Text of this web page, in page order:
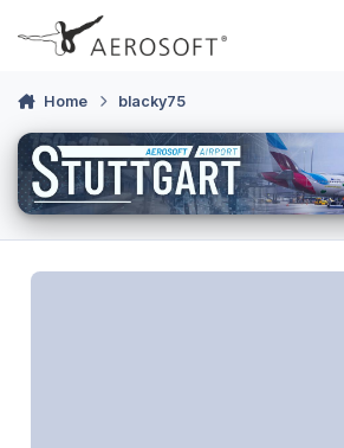
Skip to content
Home blacky75